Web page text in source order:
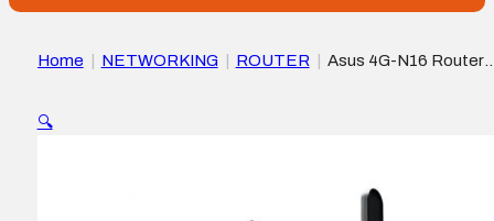
Home NETWORKING ROUTER
Asus 4G-N16 Router
🔍